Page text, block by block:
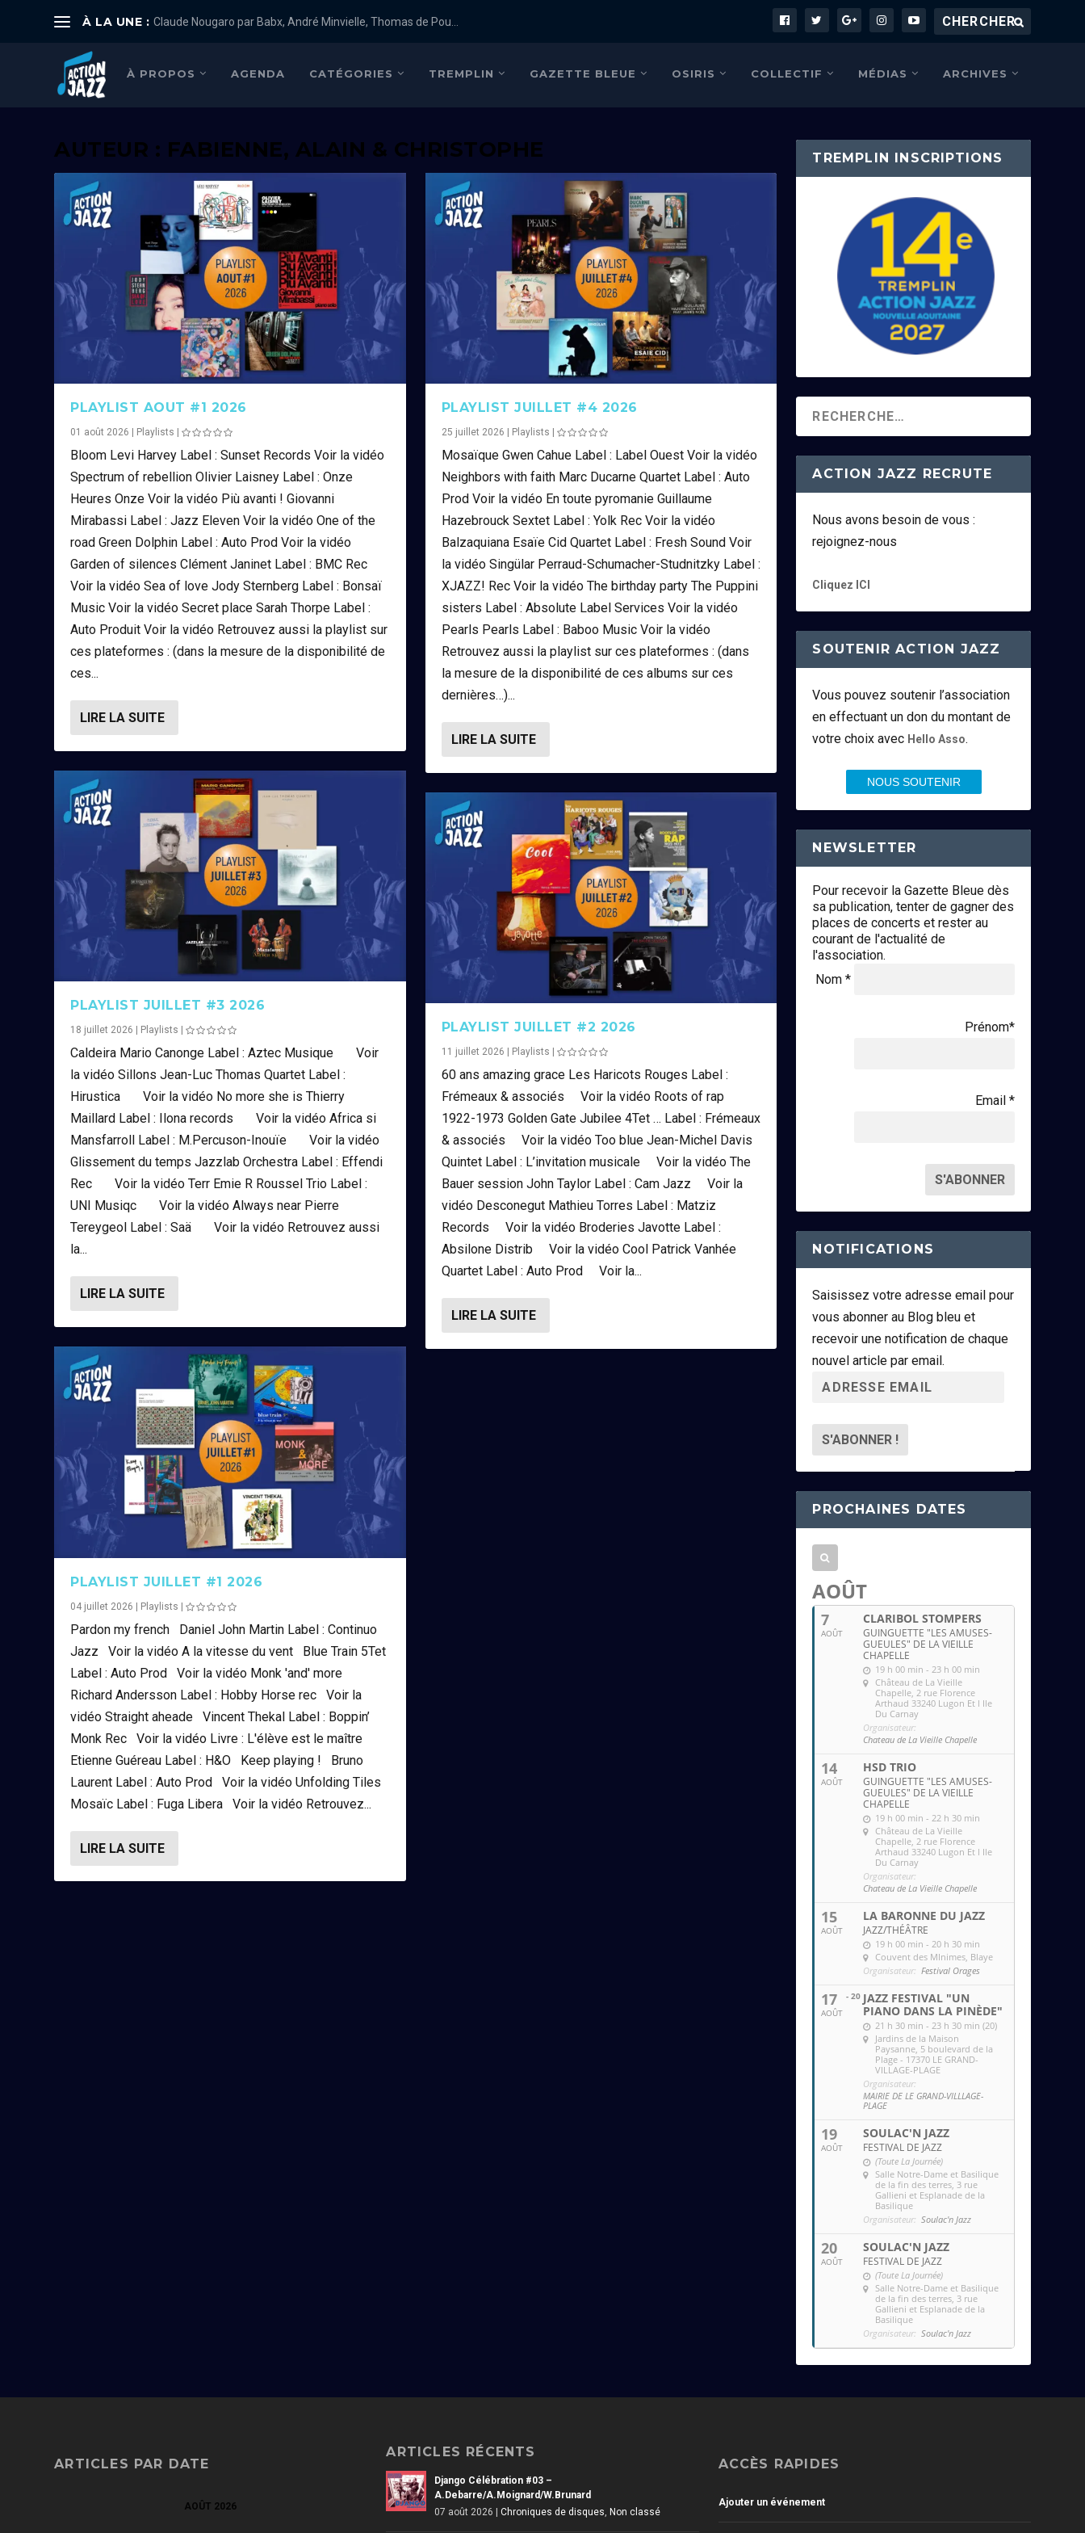
À LA UNE : Claude Nougaro par Babx, André Minvielle, Thomas de Pou...
À PROPOS AGENDA CATÉGORIES TREMPLIN GAZETTE BLEUE OSIRIS COLLECTIF MÉDIAS ARCHIVES
AUTEUR : FABIENNE, ALAIN & CHRISTOPHE
PLAYLIST AOUT #1 2026
01 août 2026 Playlists |
Bloom Levi Harvey Label : Sunset Records Voir la vidéo
Spectrum of rebellion Olivier Laisney Label : Onze
Heures Onze Voir la vidéo Più avanti ! Giovanni
Mirabassi Label : Jazz Eleven Voir la vidéo One of the
road Green Dolphin Label : Auto Prod Voir la vidéo
Garden of silences Clément Janinet Label : BMC Rec
Voir la vidéo Sea of love Jody Sternberg Label : Bonsaï
Music Voir la vidéo Secret place Sarah Thorpe Label :
Auto Produit Voir la vidéo Retrouvez aussi la playlist sur
ces plateformes : (dans la mesure de la disponibilité de
ces...
LIRE LA SUITE
PLAYLIST JUILLET #3 2026
18 juillet 2026 Playlists |
Caldeira Mario Canonge Label : Aztec Musique Voir
la vidéo Sillons Jean-Luc Thomas Quartet Label :
Hirustica Voir la vidéo No more she is Thierry
Maillard Label : Ilona records Voir la vidéo Africa si
Mansfarroll Label : M.Percuson-Inouïe Voir la vidéo
Glissement du temps Jazzlab Orchestra Label : Effendi
Rec Voir la vidéo Terr Emie R Roussel Trio Label :
UNI Musiqc Voir la vidéo Always near Pierre
Tereygeol Label : Saä Voir la vidéo Retrouvez aussi
la...
LIRE LA SUITE
PLAYLIST JUILLET #1 2026
04 juillet 2026 | Playlists |
Pardon my french Daniel John Martin Label : Continuo
Jazz Voir la vidéo A la vitesse du vent Blue Train 5Tet
Label : Auto Prod Voir la vidéo Monk 'and' more
Richard Andersson Label : Hobby Horse rec Voir la
vidéo Straight aheade Vincent Thekal Label : Boppin’
Monk Rec Voir la vidéo Livre : L'élève est le maître
Etienne Guéreau Label : H&O Keep playing ! Bruno
Laurent Label : Auto Prod Voir la vidéo Unfolding Tiles
Mosaïc Label : Fuga Libera Voir la vidéo Retrouvez...
LIRE LA SUITE
PLAYLIST JUILLET #4 2026
25 juillet 2026 Playlists
Mosaïque Gwen Cahue Label : Label Ouest Voir la vidéo
Neighbors with faith Marc Ducarne Quartet Label : Auto
Prod Voir la vidéo En toute pyromanie Guillaume
Hazebrouck Sextet Label : Yolk Rec Voir la vidéo
Balzaquiana Esaïe Cid Quartet Label : Fresh Sound Voir
la vidéo Singülar Perraud-Schumacher-Studnitzky Label :
XJAZZ! Rec Voir la vidéo The birthday party The Puppini
sisters Label : Absolute Label Services Voir la vidéo
Pearls Pearls Label : Baboo Music Voir la vidéo
Retrouvez aussi la playlist sur ces plateformes : (dans
la mesure de la disponibilité de ces albums sur ces
dernières…)...
LIRE LA SUITE
PLAYLIST JUILLET #2 2026
11 juillet 2026 Playlists
60 ans amazing grace Les Haricots Rouges Label :
Frémeaux & associés Voir la vidéo Roots of rap
1922-1973 Golden Gate Jubilee 4Tet … Label : Frémeaux
& associés Voir la vidéo Too blue Jean-Michel Davis
Quintet Label : L’invitation musicale Voir la vidéo The
Bauer session John Taylor Label : Cam Jazz Voir la
vidéo Desconegut Mathieu Torres Label : Matziz
Records Voir la vidéo Broderies Javotte Label :
Absilone Distrib Voir la vidéo Cool Patrick Vanhée
Quartet Label : Auto Prod Voir la...
LIRE LA SUITE
TREMPLIN INSCRIPTIONS
ACTION JAZZ RECRUTE
Nous avons besoin de vous :
rejoignez-nous
Cliquez ICI
SOUTENIR ACTION JAZZ
Vous pouvez soutenir l’association
en effectuant un don du montant de
votre choix avec Hello Asso.
NOUS SOUTENIR
NEWSLETTER
Pour recevoir la Gazette Bleue dès
sa publication, tenter de gagner des
places de concerts et rester au
courant de l'actualité de
l'association.
Nom *
Prénom*
Email *
NOTIFICATIONS
Saisissez votre adresse email pour
vous abonner au Blog bleu et
recevoir une notification de chaque
nouvel article par email.
r
s
s
e
m
i
PROCHAINES DATES
AOÛT
7
AOÛT
CLARIBOL STOMPERS
GUINGUETTE "LES AMUSES-
GUEULES" DE LA VIEILLE
CHAPELLE
19 h 00 min - 23 h 00 min
Château de La Vieille
Chapelle , 2 rue Florence
Arthaud 33240 Lugon Et l Ile
Du Carnay
Organisateur:
Chateau de La Vieille Chapelle
14
AOÛT
HSD TRIO
GUINGUETTE "LES AMUSES-
GUEULES" DE LA VIEILLE
CHAPELLE
19 h 00 min - 22 h 30 min
Château de La Vieille
Chapelle , 2 rue Florence
Arthaud 33240 Lugon Et l Ile
Du Carnay
Organisateur:
Chateau de La Vieille Chapelle
15
AOÛT
LA BARONNE DU JAZZ
JAZZ/THÉÂTRE
19 h 00 min - 20 h 30 min
Couvent des MInimes , Blaye
Organisateur: Festival Orages
17
AOÛT
- 20 JAZZ FESTIVAL "UN
PIANO DANS LA PINÈDE"
21 h 30 min - 23 h 30 min (20)
Jardins de la Maison
Paysanne , 5 boulevard de la
Plage - 17370 LE GRAND-
VILLAGE-PLAGE
Organisateur:
MAIRIE DE LE GRAND-VILLLAGE-
PLAGE
19
AOÛT
SOULAC'N JAZZ
FESTIVAL DE JAZZ
(Toute La Journée)
Salle Notre-Dame et Basilique
de la fin des terres , 3 rue
Gallieni et Esplanade de la
Basilique
Organisateur: Soulac'n Jazz
20
AOÛT
SOULAC'N JAZZ
FESTIVAL DE JAZZ
(Toute La Journée)
Salle Notre-Dame et Basilique
de la fin des terres , 3 rue
Gallieni et Esplanade de la
Basilique
Organisateur: Soulac'n Jazz
ARTICLES PAR DATE
AOÛT 2026
ARTICLES RÉCENTS
Django Célébration #03 –
A.Debarre/A.Moignard/W.Brunard
07 août 2026 |Chroniques de disques ,Non classé
ACCÈS RAPIDES
Ajouter un événement